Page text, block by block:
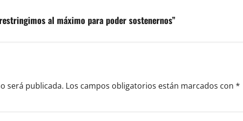
al máximo para poder sostenernos”
será publicada. Los campos obligatorios están marcados con *